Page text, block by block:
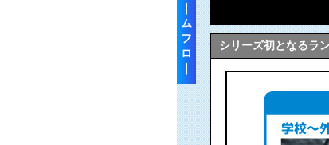
ム
フ
ロ
シリーズ初となるラ